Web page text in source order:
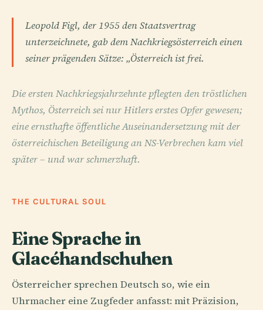
Leopold Figl, der 1955 den Staatsvertrag
unterzeichnete, gab dem Nachkriegsösterreich einen
seiner prägenden Sätze: „Österreich ist frei.
Die ersten Nachkriegsjahrzehnte pflegten den tröstlichen
Mythos, Österreich sei nur Hitlers erstes Opfer gewesen;
eine ernsthafte öffentliche Auseinandersetzung mit der
österreichischen Beteiligung an NS-Verbrechen kam viel
später – und war schmerzhaft.
THE CULTURAL SOUL
Eine Sprache in
Glacéhandschuhen
Österreicher sprechen Deutsch so, wie ein
Uhrmacher eine Zugfeder anfasst: mit Präzision,